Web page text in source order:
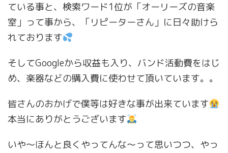
ている事と、検索ワード1位が「オーリーズの音楽
室」って事から、「リピーターさん」に日々助けら
れております
そしてGoogleから収益も入り、バンド活動費をはじ
め、楽器などの購入費に使わせて頂いています。。
皆さんのおかげで僕等は好きな事が出来ています
本当にありがとうございます
いや〜ほんと良くやってんな〜って思いつつ、やっ